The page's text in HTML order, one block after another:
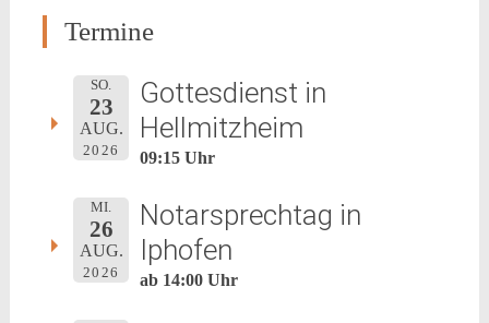
Termine
SO.
23
AUG.
2026
Gottesdienst in
Hellmitzheim
09:15 Uhr
MI.
26
AUG.
2026
Notarsprechtag in
Iphofen
ab 14:00 Uhr